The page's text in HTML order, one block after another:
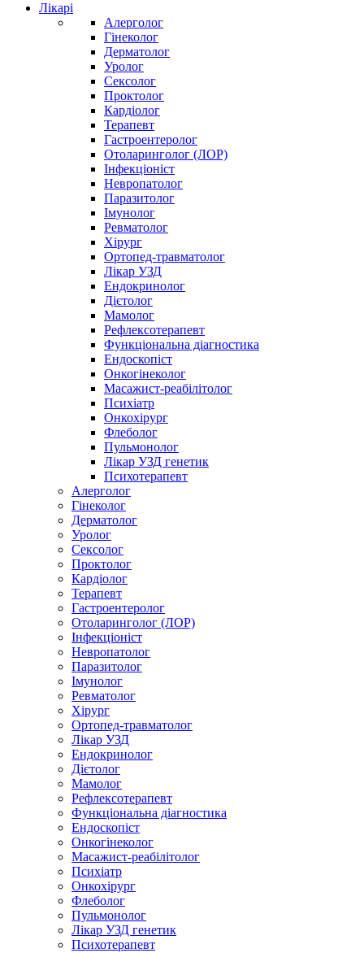
Лікарі
Алерголог
Гінеколог
Дерматолог
Уролог
Сексолог
Проктолог
Кардіолог
Терапевт
Гастроентеролог
Отоларинголог (ЛОР)
Інфекціоніст
Невропатолог
Паразитолог
Імунолог
Ревматолог
Хірург
Ортопед-травматолог
Лікар УЗД
Ендокринолог
Дієтолог
Мамолог
Рефлексотерапевт
Функціональна діагностика
Ендоскопіст
Онкогінеколог
Масажист-реабілітолог
Психіатр
Онкохірург
Флеболог
Пульмонолог
Лікар УЗД генетик
Психотерапевт
Алерголог
Гінеколог
Дерматолог
Уролог
Сексолог
Проктолог
Кардіолог
Терапевт
Гастроентеролог
Отоларинголог (ЛОР)
Інфекціоніст
Невропатолог
Паразитолог
Імунолог
Ревматолог
Хірург
Ортопед-травматолог
Лікар УЗД
Ендокринолог
Дієтолог
Мамолог
Рефлексотерапевт
Функціональна діагностика
Ендоскопіст
Онкогінеколог
Масажист-реабілітолог
Психіатр
Онкохірург
Флеболог
Пульмонолог
Лікар УЗД генетик
Психотерапевт